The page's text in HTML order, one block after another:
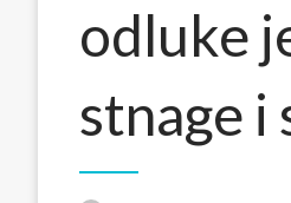
odluke
stnage i